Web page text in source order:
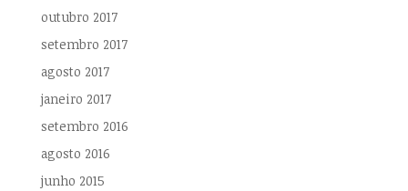
outubro 2017
setembro 2017
agosto 2017
janeiro 2017
setembro 2016
agosto 2016
junho 2015